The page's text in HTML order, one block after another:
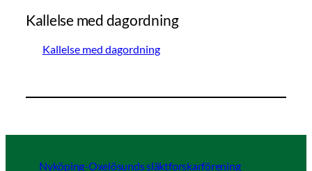
Kallelse med dagordning
Kallelse med dagordning
Nyköping-Oxelösunds släktforskarförening